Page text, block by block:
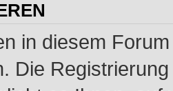
in diesem
Die